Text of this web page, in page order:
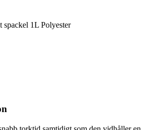
spackel 1L Polyester